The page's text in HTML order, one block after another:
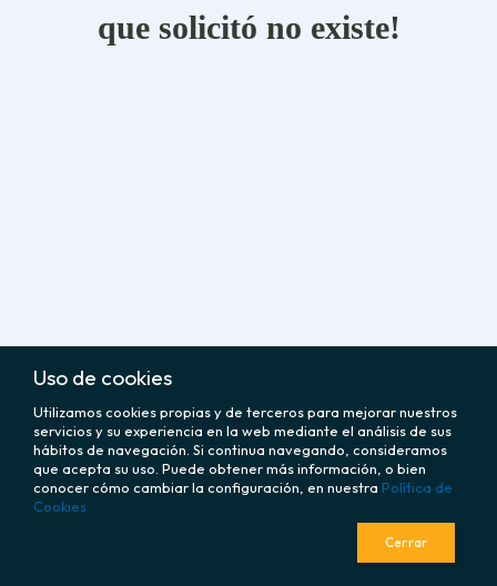
que solicitó no existe!
CORPORATIVO policy
Uso de cookies
Utilizamos cookies propias y de terceros para mejorar nuestros
servicios y su experiencia en la web mediante el análisis de sus
hábitos de navegación. Si continua navegando, consideramos
que acepta su uso. Puede obtener más información, o bien
conocer cómo cambiar la configuración, en nuestra Política de
Cookies
Cerrar